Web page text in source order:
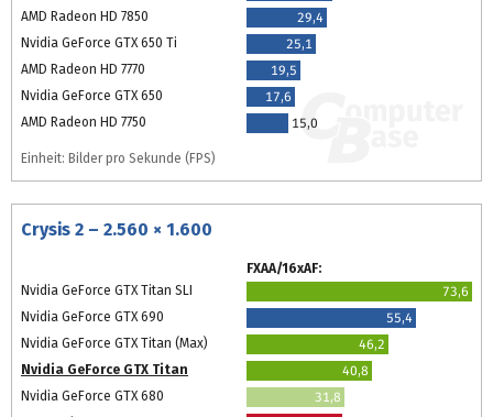
AMD Radeon HD 7850
29,4
Nvidia GeForce GTX 650 Ti
25,1
AMD Radeon HD 7770
19,5
Nvidia GeForce GTX 650
17,6
AMD Radeon HD 7750
15,0
Einheit: Bilder pro Sekunde (FPS)
Crysis 2 – 2.560 × 1.600
FXAA/16xAF:
Nvidia GeForce GTX Titan SLI
73,6
Nvidia GeForce GTX 690
55,4
Nvidia GeForce GTX Titan (Max)
46,2
Nvidia GeForce GTX Titan
40,8
Nvidia GeForce GTX 680
31,8